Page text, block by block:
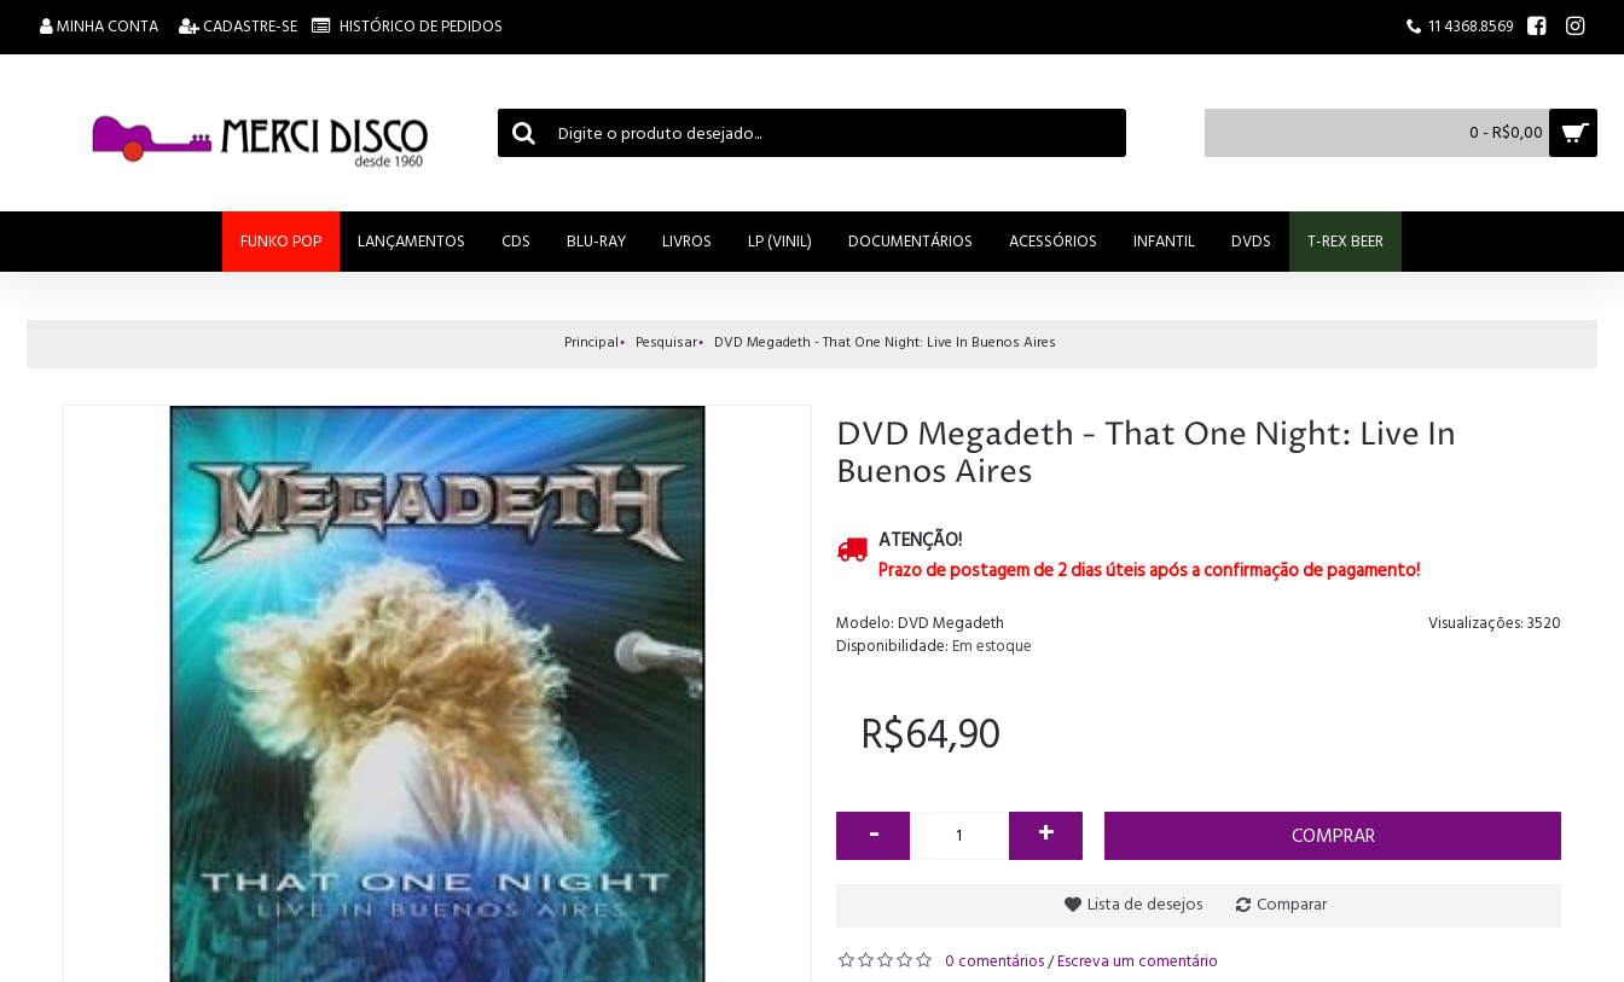
MINHA CONTA CADASTRE-SE HISTÓRICO DE PEDIDOS 11 4368.8569
0 - R$0,00
FUNKO POP LANÇAMENTOS CDS BLU-RAY LIVROS LP (VINIL) DOCUMENTÁRIOS ACESSÓRIOS INFANTIL DVDS T-REX BEER
Principal Pesquisar DVD Megadeth - That One Night: Live In Buenos Aires
DVD Megadeth - That One Night: Live In
Buenos Aires
ATENÇÃO!
Prazo de postagem de 2 dias úteis após a confirmação de pagamento!
Visualizações: 3520
Modelo:DVD Megadeth
Disponibilidade:Em estoque
R$64,90
- + COMPRAR
Lista de desejos Comparar
0 comentários/Escreva um comentário